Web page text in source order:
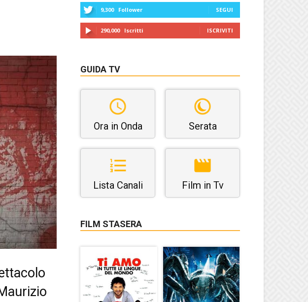
9,300 Follower SEGUI
290,000 Iscritti ISCRIVITI
GUIDA TV
Ora in Onda Serata
Lista Canali Film in Tv
FILM STASERA